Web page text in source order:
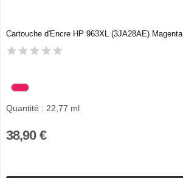
Cartouche d'Encre HP 963XL (3JA28AE) Magenta
Quantité : 22,77 ml
38,90 €